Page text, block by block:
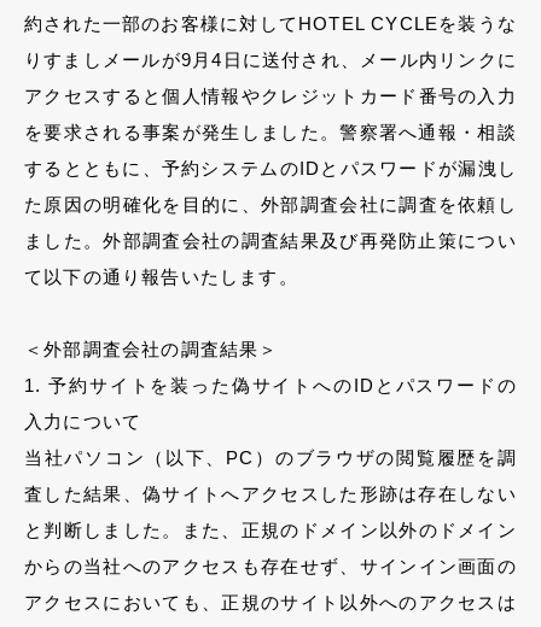
約された一部のお客様に対してHOTEL CYCLEを装うな
りすましメールが9月4日に送付され、メール内リンクに
アクセスすると個人情報やクレジットカード番号の入力
を要求される事案が発生しました。警察署へ通報・相談
するとともに、予約システムのIDとパスワードが漏洩し
た原因の明確化を目的に、外部調査会社に調査を依頼し
ました。外部調査会社の調査結果及び再発防止策につい
て以下の通り報告いたします。
＜外部調査会社の調査結果＞
1. 予約サイトを装った偽サイトへのIDとパスワードの
入力について
当社パソコン（以下、PC）のブラウザの閲覧履歴を調
査した結果、偽サイトへアクセスした形跡は存在しない
と判断しました。また、正規のドメイン以外のドメイン
からの当社へのアクセスも存在せず、サインイン画面の
アクセスにおいても、正規のサイト以外へのアクセスは